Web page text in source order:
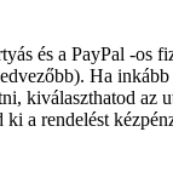
és a PayPal -os
Ha inkább
kiválaszthatod az
a rendelést